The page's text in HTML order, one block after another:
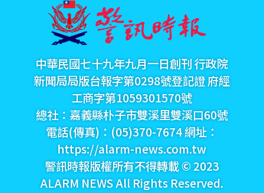
中華民國七十九年九月一日創刊 行政院
新聞局局版台報字第0298號登記證 府經
工商字第1059301570號
總社：嘉義縣朴子市雙溪里雙溪口60號
電話(傳真)：(05)370-7674 網址：
https://alarm-news.com.tw
警訊時報版權所有不得轉載 © 2023
ALARM NEWS All Rights Reserved.